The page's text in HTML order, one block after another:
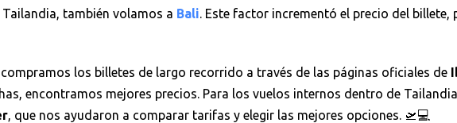
también volamos a Bali. Este factor incrementó el precio del
compramos los billetes de largo recorrido a través de las páginas oficiales de
encontramos mejores precios. Para los vuelos internos dentro de
, que nos ayudaron a comparar tarifas y elegir las mejores opciones. 🛫💻